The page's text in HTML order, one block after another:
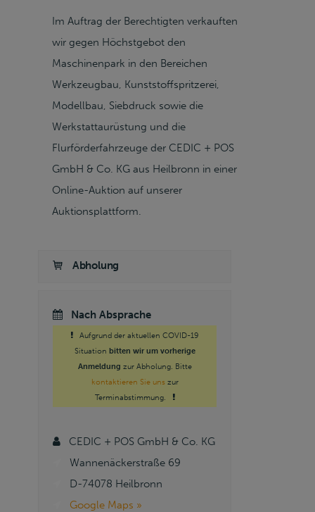
Im Auftrag der Berechtigten verkauften
wir gegen Höchstgebot den
Maschinenpark in den Bereichen
Werkzeugbau, Kunststoffspritzerei,
Modellbau, Siebdruck sowie die
Werkstattaurüstung und die
Flurförderfahrzeuge der CEDIC + POS
GmbH & Co. KG aus Heilbronn in einer
Online-Auktion auf unserer
Auktionsplattform.
Abholung
Nach Absprache
Aufgrund der aktuellen COVID-19
Situation bitten wir um vorherige
Anmeldung zur Abholung. Bitte
kontaktieren Sie unszur
Terminabstimmung.
CEDIC + POS GmbH & Co. KG
Wannenäckerstraße 69
D-74078 Heilbronn
Google Maps »